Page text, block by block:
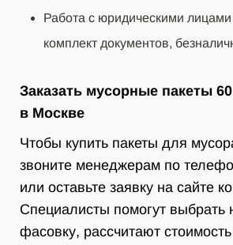
Работа с юридическими
комплект документов,
Заказать мусорные пакеты
в Москве
Чтобы купить пакеты для
звоните менеджерам по
или оставьте заявку на сайте
Специалисты помогут выбрать
фасовку, рассчитают